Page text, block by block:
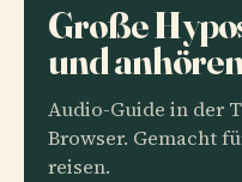
Große
und
Audio-Guide in der
Browser. Gemacht
reisen.